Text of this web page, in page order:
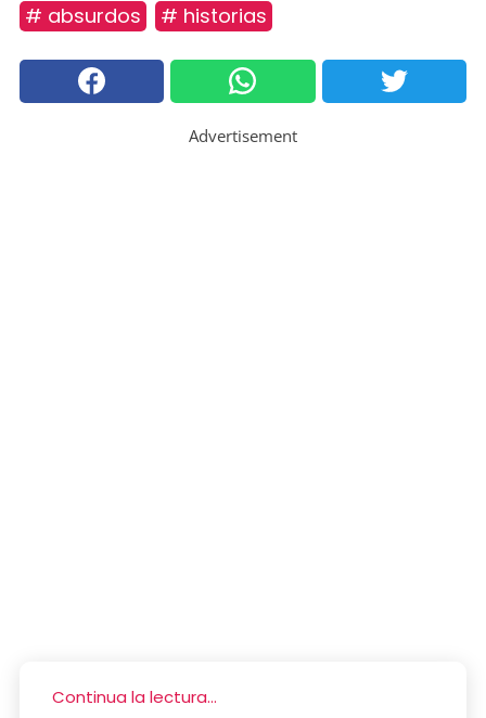
# absurdos # historias
Advertisement
Continua la lectura...